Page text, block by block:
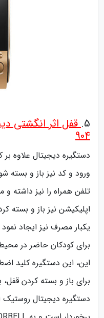
5.
904
دستگیره دیجیتال علاوه
ورود و کد نیز باز و بسته
تلفن همراه را نیز داشته و
اپلیکیشن نیز باز و بسته
یکبار مصرف نیز ایجاد
برای کودکان حاضر در
این، این دستگیره کلید
برای باز و بسته کردن قفل،
دستگیره دیجیتال